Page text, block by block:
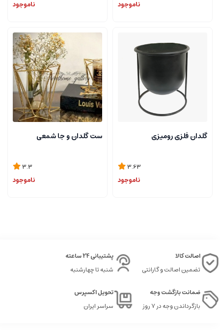
ناموجود ناموجود
گلدان فلزی رومیزی
3.63
ناموجود
ست گلدان و جا شمعی
3.3
ناموجود
اصالت کالا
تضمین اصالت و گارانتی
پشتیبانی 24 ساعته
شنبه تا چهارشنبه
ضمانت بازگشت وجه
بازگرداندن وجه در ۷ روز
تحویل اکسپرس
سراسر ایران